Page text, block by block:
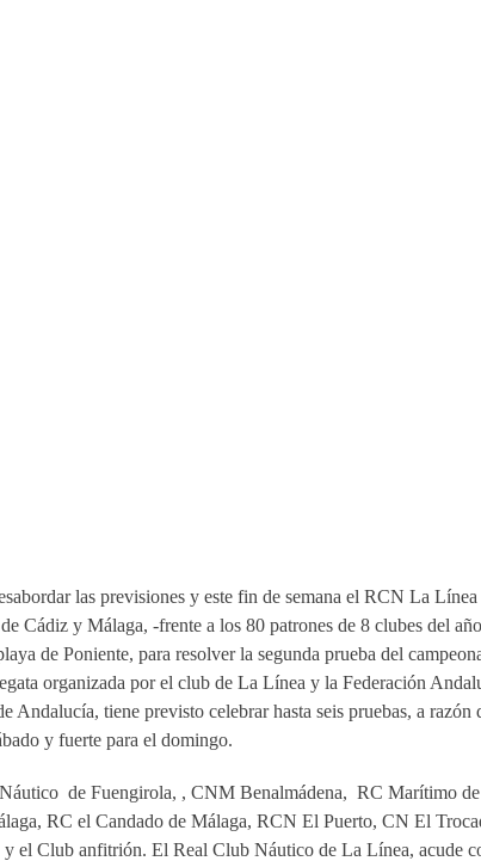
las previsiones y este fin de semana el RCN La
Cádiz y Málaga, -frente a los 80 patrones de 8 clubes del
de Poniente, para resolver la segunda prueba del
organizada por el club de La Línea y la Federación
Andalucía, tiene previsto celebrar hasta seis pruebas, a
y fuerte para el domingo.
de Fuengirola, , CNM Benalmádena, RC Marítimo
RC el Candado de Málaga, RCN El Puerto, CN El
Club anfitrión. El Real Club Náutico de La Línea, acude